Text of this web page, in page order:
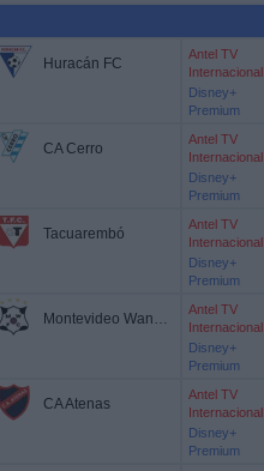
Huracán FC
Antel TV
Internacional
Disney+
Premium
CA Cerro
Antel TV
Internacional
Disney+
Premium
Tacuarembó
Antel TV
Internacional
Disney+
Premium
Montevideo Wanderers
Antel TV
Internacional
Disney+
Premium
CA Atenas
Antel TV
Internacional
Disney+
Premium